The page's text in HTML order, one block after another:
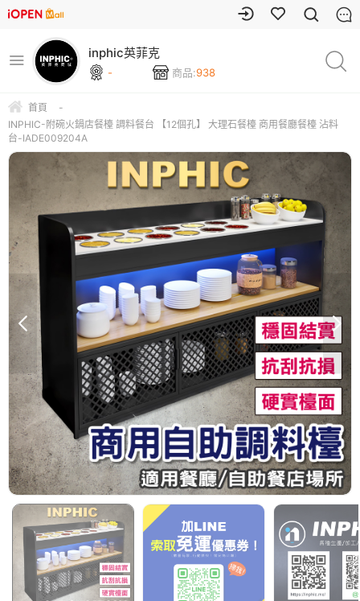
inphic英菲克
- 商品:938
首頁
-
INPHIC-附碗火鍋店餐檯 調料餐台 【12個孔】 大理石餐檯 商用餐廳餐檯 沾料
台-IADE009204A